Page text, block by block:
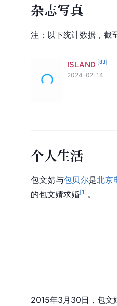
杂志写真
注：以下统计数据，截
ISLAND [83]
2024-02-14
个人生活
包文婧与包贝尔是北京
的包文婧求婚[1] 。
2015年3月30日，包文